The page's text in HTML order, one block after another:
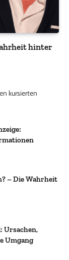
hinter
kursierten
– Die Wahrheit
Ursachen,
Umgang